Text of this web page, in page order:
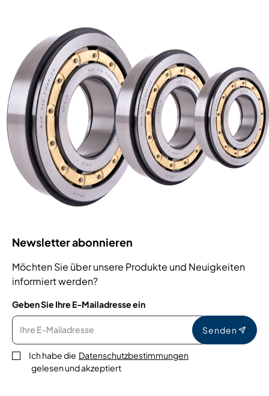
Newsletter abonnieren
Möchten Sie über unsere Produkte und Neuigkeiten
informiert werden?
Geben Sie Ihre E-Mailadresse ein
Senden
Ich habe die Datenschutzbestimmungen
gelesen und akzeptiert